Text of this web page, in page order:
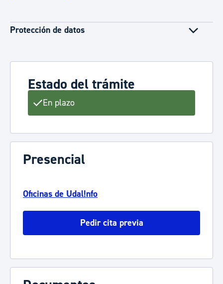
Protección de datos
Estado del trámite
En plazo
Presencial
Oficinas de Udal!nfo
Pedir cita previa